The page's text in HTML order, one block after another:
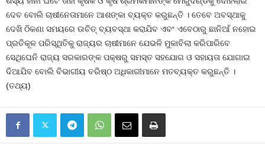
ଦେବ ବୋଲି ଚାଷୀନେତାମାନେ ଆଶଙ୍କା ବ୍ୟକ୍ତ କରୁଛନ୍ତି । ତେବେ ଅବସ୍ଥାକୁ
ଦେଖି ଠିକଣା ସମୟରେ ଉଚିତ୍‍ ବ୍ୟବସ୍ଥା କରାଯିବ ଏବଂ ଏବେଠାରୁ ଛାନିଆଁ ନହୋଇ
ପ୍ରତିକୂଳ ପରିସ୍ଥିତିକୁ ରାଜ୍ୟର ଚାଷୀମାନେ ଯେଭଳି ମୁକାବିଲା କରିପାରିବେ
ସେଥିଘେନି ରାଜ୍ୟ ସରକାରଙ୍କ ପକ୍ଷରୁ ସମସ୍ତ ସହଯୋଗ ଓ ସହାୟତା ଯୋଗାଇ
ଦିଆଯିବ ବୋଲି ବିଭାଗୀୟ ବରିଷ୍ଠ ଅଧିକାରୀମାନେ ମତବ୍ୟକ୍ତ କରୁଛନ୍ତି ।
(ତଥ୍ୟ)